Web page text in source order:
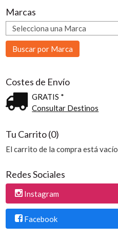
Marcas
Costes de Envío
GRATIS *
Consultar Destinos
Tu Carrito (0)
El carrito de la compra está vacío
Redes Sociales
Instagram
Facebook